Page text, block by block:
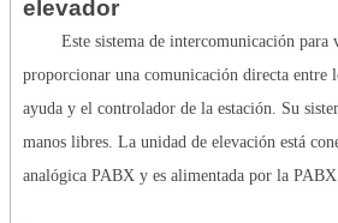
elevador
Este sistema de intercomunicación para
proporcionar una comunicación directa entre
ayuda y el controlador de la estación. Su
manos libres. La unidad de elevación está
analógica PABX y es alimentada por la